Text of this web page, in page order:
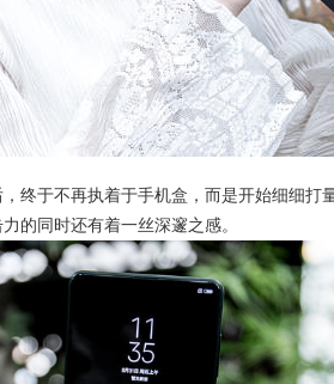
终于不再执着于手机盒，而是开始细细
的同时还有着一丝深邃之感。